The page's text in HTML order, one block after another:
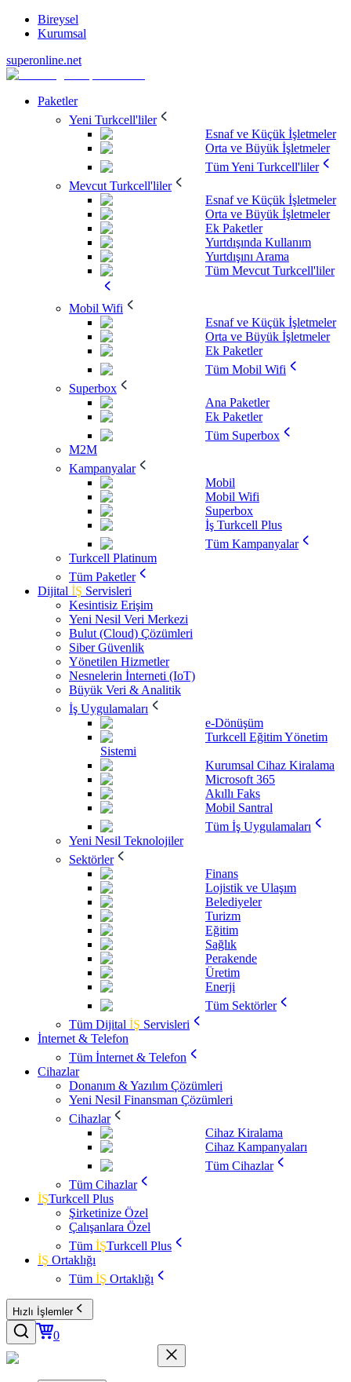
Bireysel
Kurumsal
superonline.net
Paketler
Yeni Turkcell'liler
Esnaf ve Küçük İşletmeler
Orta ve Büyük İşletmeler
Tüm Yeni Turkcell'liler
Mevcut Turkcell'liler
Esnaf ve Küçük İşletmeler
Orta ve Büyük İşletmeler
Ek Paketler
Yurtdışında Kullanım
Yurtdışını Arama
Tüm Mevcut Turkcell'liler
Mobil Wifi
Esnaf ve Küçük İşletmeler
Orta ve Büyük İşletmeler
Ek Paketler
Tüm Mobil Wifi
Superbox
Ana Paketler
Ek Paketler
Tüm Superbox
M2M
Kampanyalar
Mobil
Mobil Wifi
Superbox
İş Turkcell Plus
Tüm Kampanyalar
Turkcell Platinum
Tüm Paketler
Dijital İŞ Servisleri
Kesintisiz Erişim
Yeni Nesil Veri Merkezi
Bulut (Cloud) Çözümleri
Siber Güvenlik
Yönetilen Hizmetler
Nesnelerin İnterneti (IoT)
Büyük Veri & Analitik
İş Uygulamaları
e-Dönüşüm
Turkcell Eğitim Yönetim
Sistemi
Kurumsal Cihaz Kiralama
Microsoft 365
Akıllı Faks
Mobil Santral
Tüm İş Uygulamaları
Yeni Nesil Teknolojiler
Sektörler
Finans
Lojistik ve Ulaşım
Belediyeler
Turizm
Eğitim
Sağlık
Perakende
Üretim
Enerji
Tüm Sektörler
Tüm Dijital İŞ Servisleri
İnternet & Telefon
Tüm İnternet & Telefon
Cihazlar
Donanım & Yazılım Çözümleri
Yeni Nesil Finansman Çözümleri
Cihazlar
Cihaz Kiralama
Cihaz Kampanyaları
Tüm Cihazlar
Tüm Cihazlar
İŞTurkcell Plus
Şirketinize Özel
Çalışanlara Özel
Tüm İŞTurkcell Plus
İŞ Ortaklığı
Tüm İŞ Ortaklığı
Hızlı İşlemler
0